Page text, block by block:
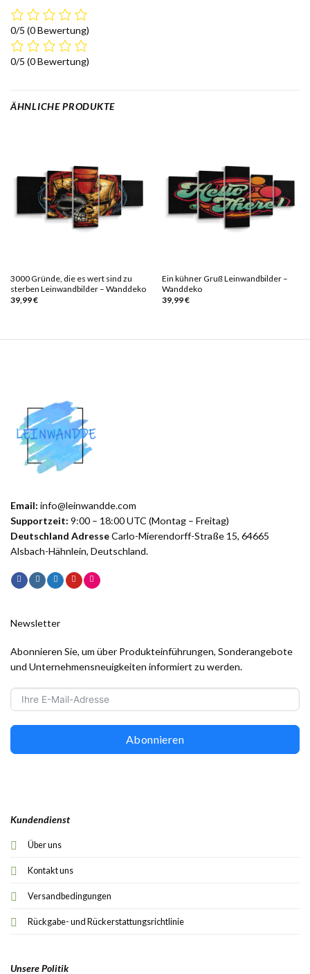
0/5 (0 Bewertung)
0/5 (0 Bewertung)
ÄHNLICHE PRODUKTE
3000 Gründe, die es wert sind zu
sterben Leinwandbilder – Wanddeko
39,99€
Ein kühner Gruß Leinwandbilder –
Wanddeko
39,99€
Email: info@leinwandde.com
Supportzeit: 9:00 – 18:00 UTC (Montag – Freitag)
Deutschland AdresseCarlo-Mierendorff-Straße 15, 64665
Alsbach-Hähnlein, Deutschland.
Kundendienst
Über uns
Kontakt uns
Versandbedingungen
Rückgabe- und Rückerstattungsrichtlinie
Unsere Politik
Newsletter
Abonnieren Sie, um über Produkteinführungen, Sonderangebote
und Unternehmensneuigkeiten informiert zu werden.
Abonnieren